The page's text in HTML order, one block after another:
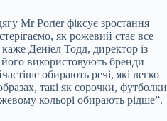
Mr Porter фіксує зростання
як рожевий стає все
Деніел Тодд, директор із
використовують бренди
обирають речі, які легко
такі як сорочки, футболки
кольорі обирають рідше”.